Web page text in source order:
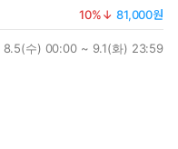
10%↓ 81,000원
8.5(수) 00:00 ~ 9.1(화) 23:59